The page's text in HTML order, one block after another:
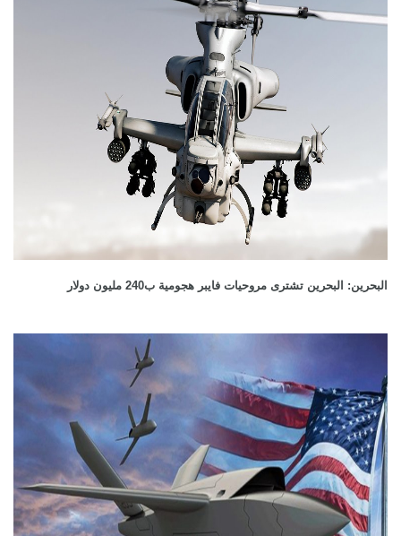
البحرين: البحرين تشترى مروحيات فايبر هجومية ب240 مليون دولار